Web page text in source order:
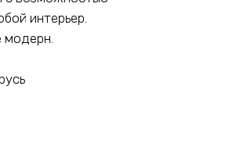
интерьер.
модерн.